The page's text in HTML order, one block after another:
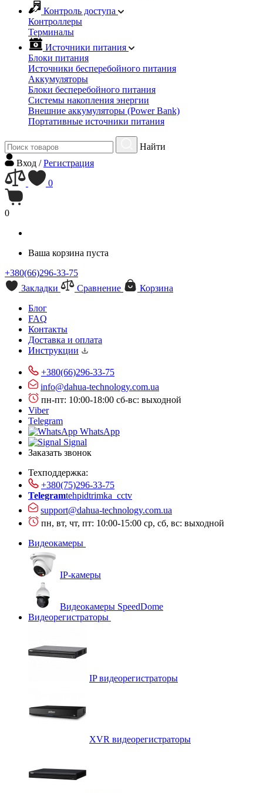
Контроль доступа
Контроллеры
Терминалы
Источники питания
Блоки питания
Источники бесперебойного питания
Аккумуляторы
Блоки бесперебойного питания
Системы накопления энергии
Внешние аккумуляторы (Power Bank)
Портативные источники питания
Найти
Вход /Регистрация
0
0
Ваша корзина пуста
+380(66)296-33-75
Закладки
Сравнение
Корзина
Блог
FAQ
Контакты
Доставка и оплата
Инструкции
+380(66)296-33-75
info@dahua-technology.com.ua
пн-пт: 10:00-18:00 сб-вс: выходной
Viber
Telegram
WhatsApp
Signal
Заказать звонок
Техподдержка:
+380(75)296-33-75
Telegramtehpidtrimka_cctv
support@dahua-technology.com.ua
пн, вт, чт, пт: 10:00-15:00 ср, сб, вс: выходной
Видеокамеры
IP-камеры
Видеокамеры SpeedDome
Видеорегистраторы
IP видеорегистраторы
XVR видеорегистраторы